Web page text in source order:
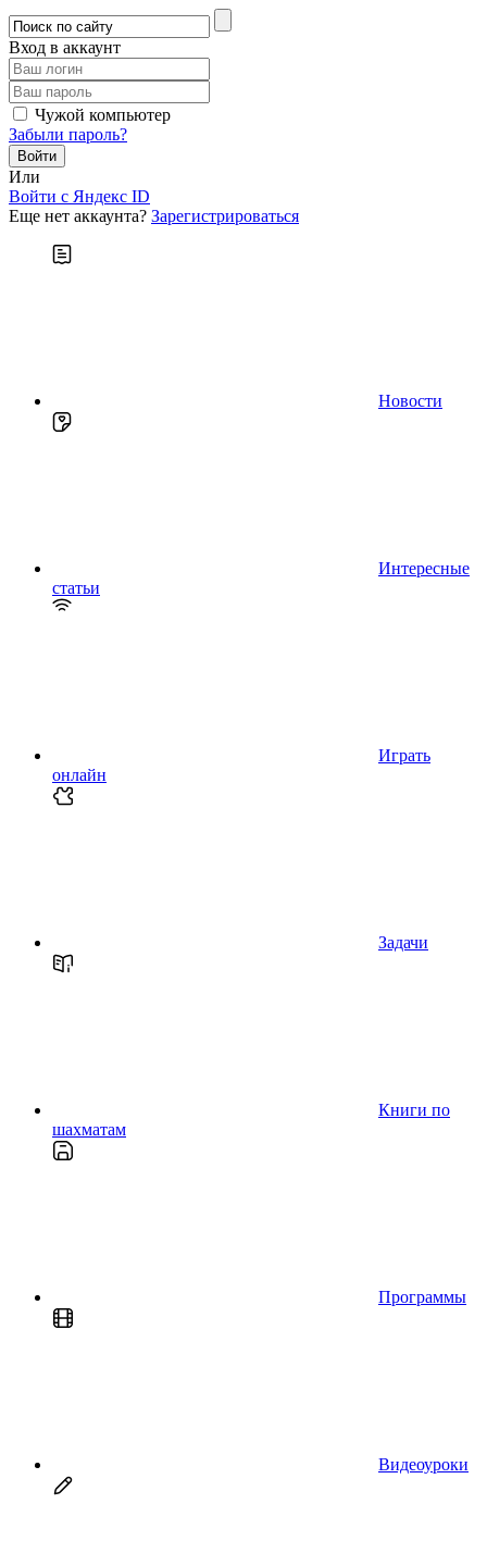
Вход в аккаунт
Чужой компьютер
Забыли пароль?
Или
Войти c Яндекс ID
Еще нет аккаунта? Зарегистрироваться
Новости
Интересные
статьи
Играть
онлайн
Задачи
Книги по
шахматам
Программы
Видеоуроки